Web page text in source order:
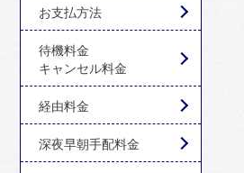
お支払方法
待機料金
キャンセル料金
経由料金
深夜早朝手配料金